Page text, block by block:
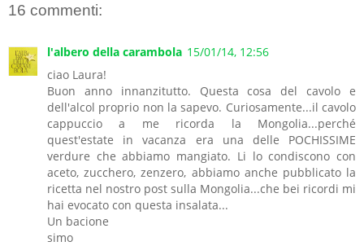
16 commenti:
l'albero della carambola 15/01/14, 12:56
ciao Laura!
Buon anno innanzitutto. Questa cosa del cavolo e
dell'alcol proprio non la sapevo. Curiosamente...il cavolo
cappuccio a me ricorda la Mongolia...perché
quest'estate in vacanza era una delle POCHISSIME
verdure che abbiamo mangiato. Li lo condiscono con
aceto, zucchero, zenzero, abbiamo anche pubblicato la
ricetta nel nostro post sulla Mongolia...che bei ricordi mi
hai evocato con questa insalata...
Un bacione
simo